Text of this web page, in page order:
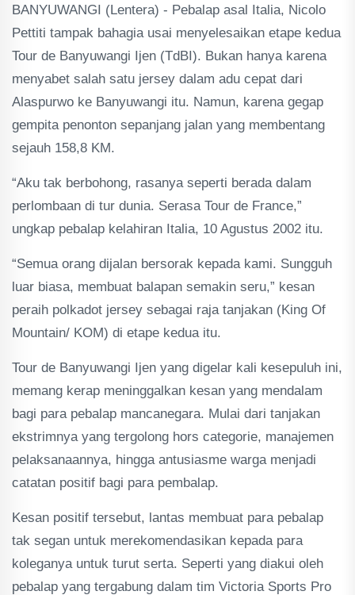
BANYUWANGI (Lentera) - Pebalap asal Italia, Nicolo
Pettiti tampak bahagia usai menyelesaikan etape kedua
Tour de Banyuwangi Ijen (TdBI). Bukan hanya karena
menyabet salah satu jersey dalam adu cepat dari
Alaspurwo ke Banyuwangi itu. Namun, karena gegap
gempita penonton sepanjang jalan yang membentang
sejauh 158,8 KM.
“Aku tak berbohong, rasanya seperti berada dalam
perlombaan di tur dunia. Serasa Tour de France,”
ungkap pebalap kelahiran Italia, 10 Agustus 2002 itu.
“Semua orang dijalan bersorak kepada kami. Sungguh
luar biasa, membuat balapan semakin seru,” kesan
peraih polkadot jersey sebagai raja tanjakan (King Of
Mountain/ KOM) di etape kedua itu.
Tour de Banyuwangi Ijen yang digelar kali kesepuluh ini,
memang kerap meninggalkan kesan yang mendalam
bagi para pebalap mancanegara. Mulai dari tanjakan
ekstrimnya yang tergolong hors categorie, manajemen
pelaksanaannya, hingga antusiasme warga menjadi
catatan positif bagi para pembalap.
Kesan positif tersebut, lantas membuat para pebalap
tak segan untuk merekomendasikan kepada para
koleganya untuk turut serta. Seperti yang diakui oleh
pebalap yang tergabung dalam tim Victoria Sports Pro